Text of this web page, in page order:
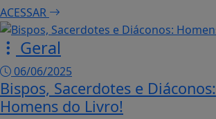
ACESSAR
Geral
06/06/2025
Bispos, Sacerdotes e Diáconos:
Homens do Livro!